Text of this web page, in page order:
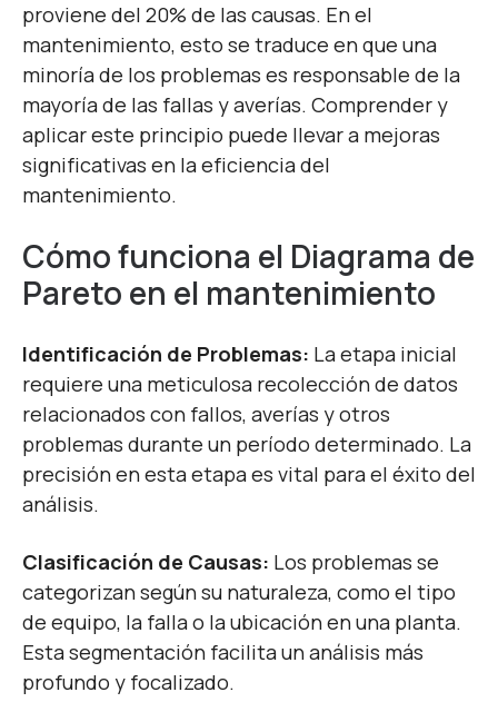
proviene del 20% de las causas. En el
mantenimiento, esto se traduce en que una
minoría de los problemas es responsable de la
mayoría de las fallas y averías. Comprender y
aplicar este principio puede llevar a mejoras
significativas en la eficiencia del
mantenimiento.
Cómo funciona el Diagrama de
Pareto en el mantenimiento
Identificación de Problemas: La etapa inicial
requiere una meticulosa recolección de datos
relacionados con fallos, averías y otros
problemas durante un período determinado. La
precisión en esta etapa es vital para el éxito del
análisis.
Clasificación de Causas: Los problemas se
categorizan según su naturaleza, como el tipo
de equipo, la falla o la ubicación en una planta.
Esta segmentación facilita un análisis más
profundo y focalizado.